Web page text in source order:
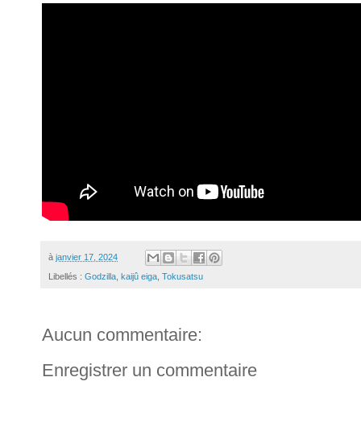
à janvier 17, 2024
Libellés : Godzilla kaijû eiga Tokusatsu
Aucun commentaire:
Enregistrer un commentaire